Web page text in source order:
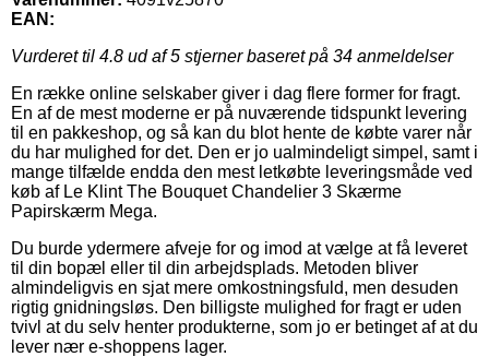
EAN:
Vurderet til 4.8 ud af 5 stjerner baseret på 34 anmeldelser
En række online selskaber giver i dag flere former for fragt.
En af de mest moderne er på nuværende tidspunkt levering
til en pakkeshop, og så kan du blot hente de købte varer når
du har mulighed for det. Den er jo ualmindeligt simpel, samt i
mange tilfælde endda den mest letkøbte leveringsmåde ved
køb af Le Klint The Bouquet Chandelier 3 Skærme
Papirskærm Mega.
Du burde ydermere afveje for og imod at vælge at få leveret
til din bopæl eller til din arbejdsplads. Metoden bliver
almindeligvis en sjat mere omkostningsfuld, men desuden
rigtig gnidningsløs. Den billigste mulighed for fragt er uden
tvivl at du selv henter produkterne, som jo er betinget af at du
lever nær e-shoppens lager.